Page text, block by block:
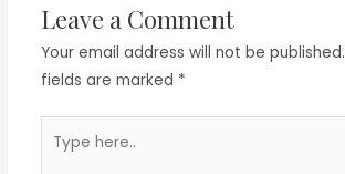
Leave a Comment
Your email address will not be published.
fields are marked *
here..